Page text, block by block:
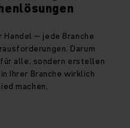
– jede Branche
Darum
alle, sondern erstellen
Ihrer Branche wirklich
machen.